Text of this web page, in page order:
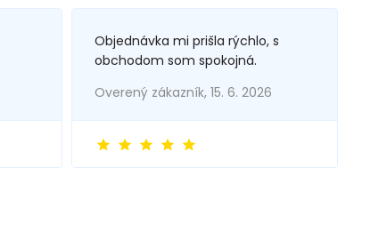
Objednávka mi prišla rýchlo, s
obchodom som spokojná.
Overený zákazník, 15. 6. 2026